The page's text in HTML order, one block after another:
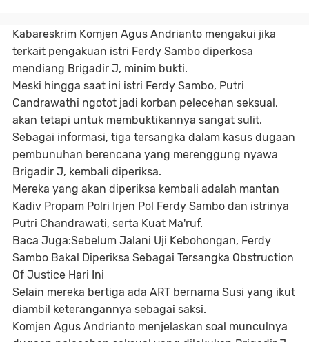
Kabareskrim Komjen Agus Andrianto mengakui jika
terkait pengakuan istri Ferdy Sambo diperkosa
mendiang Brigadir J, minim bukti.
Meski hingga saat ini istri Ferdy Sambo, Putri
Candrawathi ngotot jadi korban pelecehan seksual,
akan tetapi untuk membuktikannya sangat sulit.
Sebagai informasi, tiga tersangka dalam kasus dugaan
pembunuhan berencana yang merenggung nyawa
Brigadir J, kembali diperiksa.
Mereka yang akan diperiksa kembali adalah mantan
Kadiv Propam Polri Irjen Pol Ferdy Sambo dan istrinya
Putri Chandrawati, serta Kuat Ma'ruf.
Baca Juga:Sebelum Jalani Uji Kebohongan, Ferdy
Sambo Bakal Diperiksa Sebagai Tersangka Obstruction
Of Justice Hari Ini
Selain mereka bertiga ada ART bernama Susi yang ikut
diambil keterangannya sebagai saksi.
Komjen Agus Andrianto menjelaskan soal munculnya